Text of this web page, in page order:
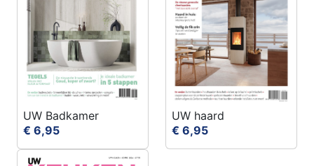
UW Badkamer
€ 6,95
UW haard
€ 6,95